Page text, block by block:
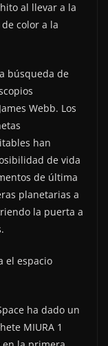
al llevar a la
color a la
búsqueda de
Webb. Los
han
de vida
de última
planetarias a
la puerta a
el espacio
ha dado un
MIURA 1